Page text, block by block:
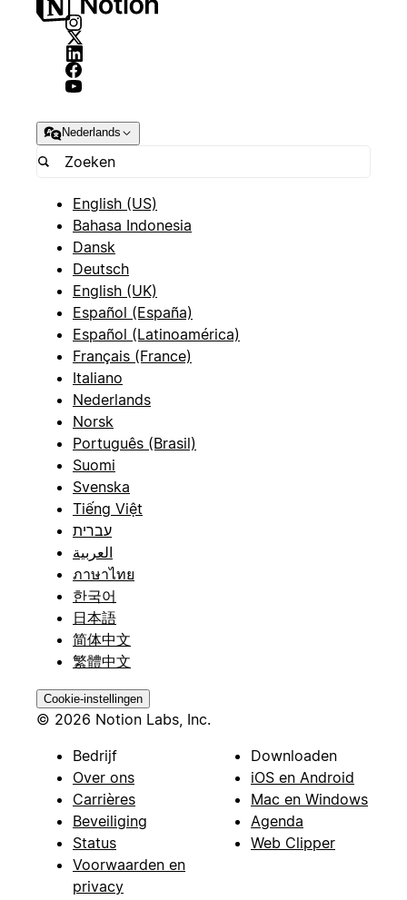
Nederlands
English (US)
Bahasa Indonesia
Dansk
Deutsch
English (UK)
Español (España)
Español (Latinoamérica)
Français (France)
Italiano
Nederlands
Norsk
Português (Brasil)
Suomi
Svenska
Tiếng Việt
עברית
العربية
ภาษาไทย
한국어
日本語
简体中文
繁體中文
Cookie-instellingen
© 2026 Notion Labs, Inc.
Bedrijf
Over ons
Carrières
Beveiliging
Status
Voorwaarden en
privacy
Downloaden
iOS en Android
Mac en Windows
Agenda
Web Clipper